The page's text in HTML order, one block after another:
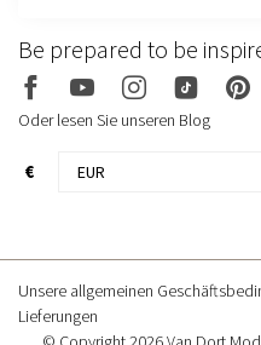
Be prepared to be
Oder lesen Sie unseren Blog
€
Unsere allgemeinen
Lieferungen